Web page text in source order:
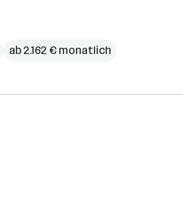
ab 2.162 € monatlich